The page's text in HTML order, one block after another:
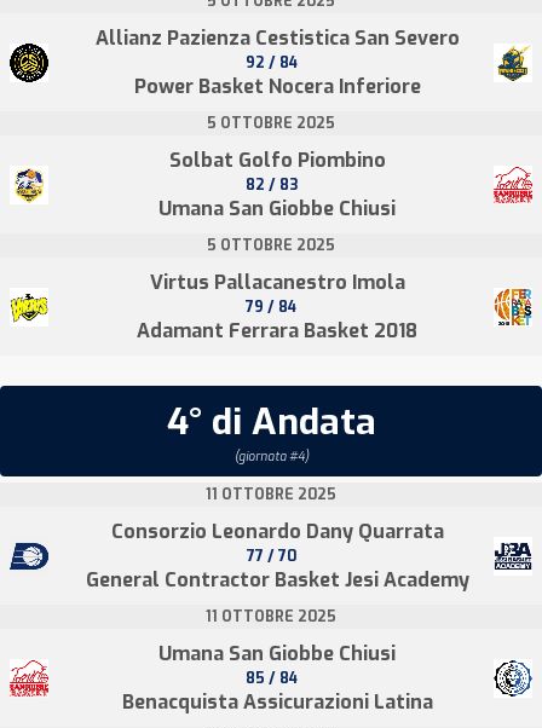
Allianz Pazienza Cestistica San Severo
92 / 84
Power Basket Nocera Inferiore
5 OTTOBRE 2025
Solbat Golfo Piombino
82 / 83
Umana San Giobbe Chiusi
5 OTTOBRE 2025
Virtus Pallacanestro Imola
79 / 84
Adamant Ferrara Basket 2018
4° di Andata
(giornata #4)
11 OTTOBRE 2025
Consorzio Leonardo Dany Quarrata
77 / 70
General Contractor Basket Jesi Academy
11 OTTOBRE 2025
Umana San Giobbe Chiusi
85 / 84
Benacquista Assicurazioni Latina